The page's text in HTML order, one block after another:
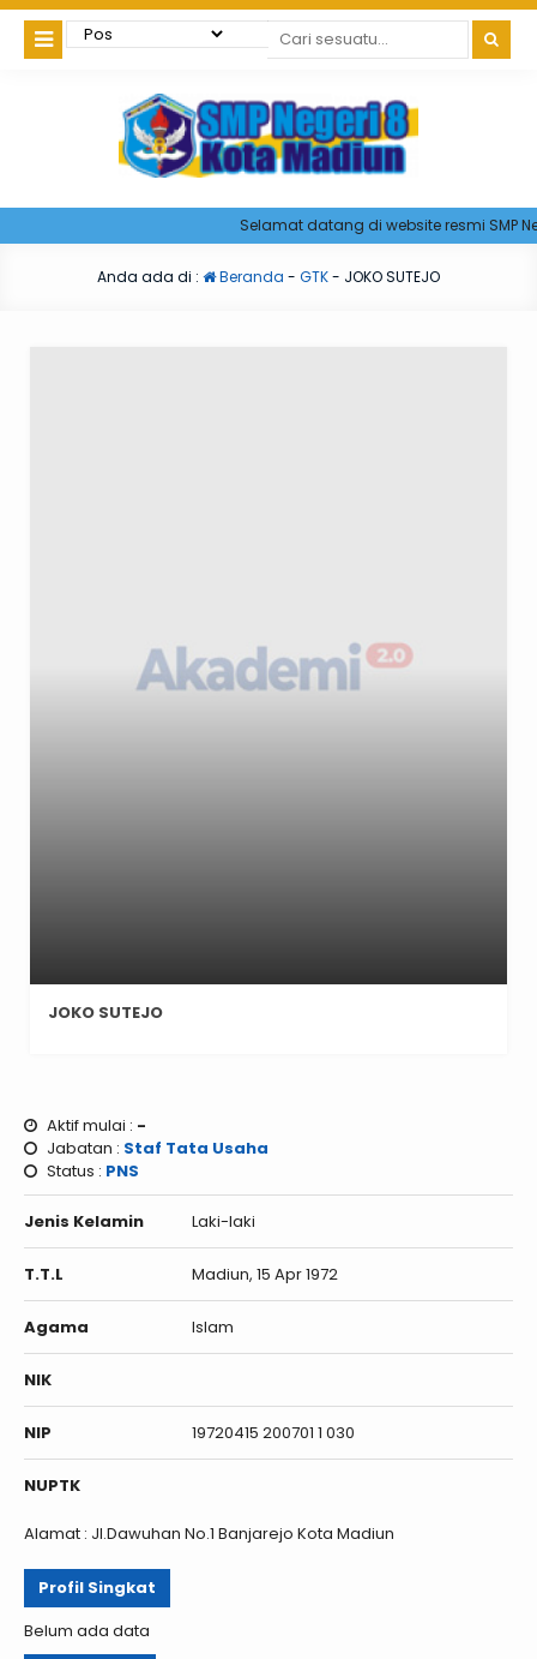
Selamat datang di website resmi SMP
Anda ada di : Beranda - GTK- JOKO SUTEJO
JOKO SUTEJO
Aktif mulai : -
Jabatan : Staf Tata Usaha
Status : PNS
Jenis Kelamin Laki-laki
T.T.L Madiun, 15 Apr 1972
Agama Islam
NIK
NIP 19720415 200701 1 030
NUPTK
Alamat : Jl.Dawuhan No.1 Banjarejo Kota Madiun
Profil Singkat
Belum ada data